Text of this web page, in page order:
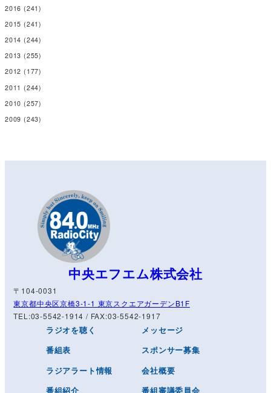
2016 (241)
2015 (241)
2014 (244)
2013 (255)
2012 (177)
2011 (244)
2010 (257)
2009 (243)
中央エフエム株式会社
〒104-0031
東京都中央区京橋3-1-1 東京スクエアガーデンB1F
TEL:03-5542-1914 / FAX:03-5542-1917
ラジオを聴く
番組表
ラジアラート情報
番組紹介
メッセージ
スポンサー募集
会社概要
番組審議委員会